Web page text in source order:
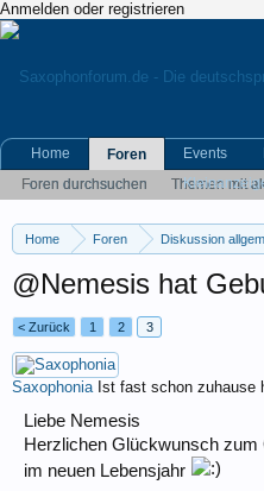
Anmelden oder registrieren
Home Foren
Diskussion
@Nemesis hat
< Zurück 1 2 3
Saxophonia Ist fast schon zuhause
Liebe Nemesis
Herzlichen Glückwunsch
im neuen Lebensjahr
Home
Foren
Foren durchsuchen
Themen mit
Events